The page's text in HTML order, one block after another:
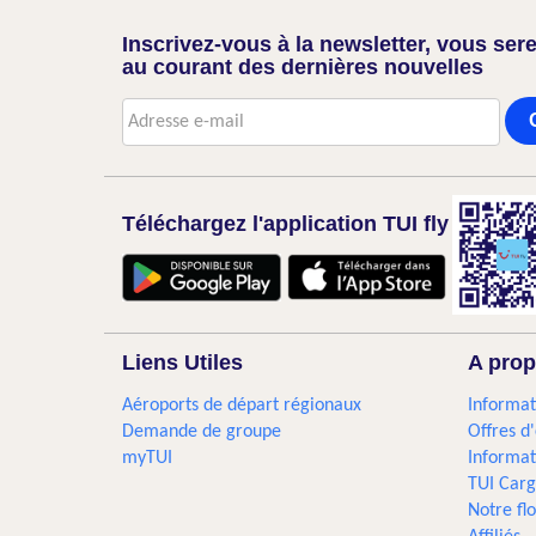
Inscrivez-vous à la newsletter, vous
au courant des dernières nouvelles
Téléchargez l'application TUI fly
Liens Utiles
Aéroports de départ régionaux
Demande de groupe
myTUI
A
Offres
TUI
Notre